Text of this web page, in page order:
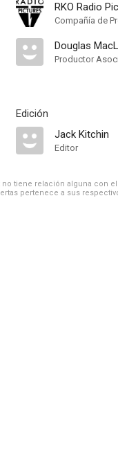
RKO Radio
Compañía de
Douglas
Productor
Edición
Jack Kitchin
Editor
tiene relación alguna con
pertenece a sus